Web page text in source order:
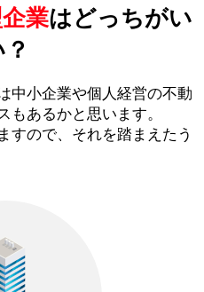
業はどっちがい
中小企業や個人経営の不動
もあるかと思います。
すので、それを踏まえたう